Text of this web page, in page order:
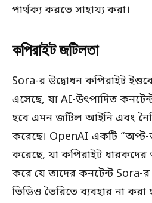
পার্থক্য করতে সাহায্য করা।
কপিরাইট জটিলতা
Sora-র উদ্বোধন কপিরাইট
এসেছে, যা AI-উৎপাদিত
হবে এমন জটিল আইনি এবং
করেছে। OpenAI একটি “অপ্ট-
করেছে, যা কপিরাইট
করে যে তাদের কনটেন্ট Sora-র
ভিডিও তৈরিতে ব্যবহার না